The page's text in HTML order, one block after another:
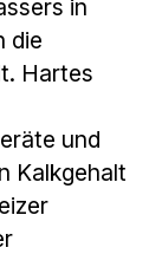
in
die
Hartes
und
Kalkgehalt